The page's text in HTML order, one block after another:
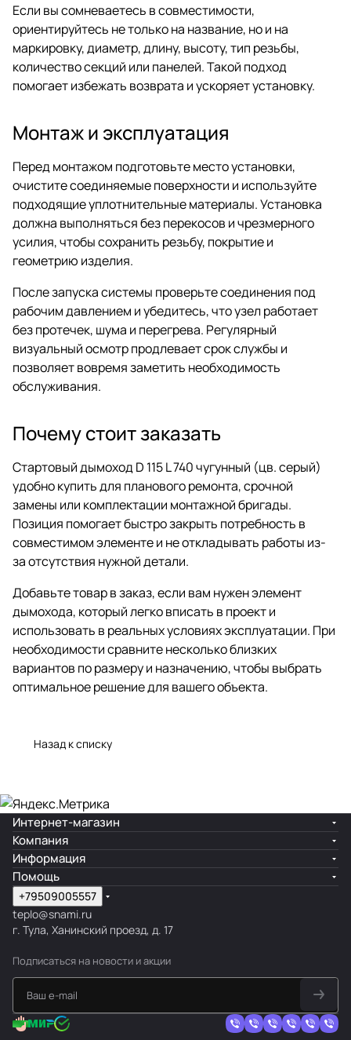
Если вы сомневаетесь в совместимости,
ориентируйтесь не только на название, но и на
маркировку, диаметр, длину, высоту, тип резьбы,
количество секций или панелей. Такой подход
помогает избежать возврата и ускоряет установку.
Монтаж и эксплуатация
Перед монтажом подготовьте место установки,
очистите соединяемые поверхности и используйте
подходящие уплотнительные материалы. Установка
должна выполняться без перекосов и чрезмерного
усилия, чтобы сохранить резьбу, покрытие и
геометрию изделия.
После запуска системы проверьте соединения под
рабочим давлением и убедитесь, что узел работает
без протечек, шума и перегрева. Регулярный
визуальный осмотр продлевает срок службы и
позволяет вовремя заметить необходимость
обслуживания.
Почему стоит заказать
Стартовый дымоход D 115 L 740 чугунный (цв. серый)
удобно купить для планового ремонта, срочной
замены или комплектации монтажной бригады.
Позиция помогает быстро закрыть потребность в
совместимом элементе и не откладывать работы из-
за отсутствия нужной детали.
Добавьте товар в заказ, если вам нужен элемент
дымохода, который легко вписать в проект и
использовать в реальных условиях эксплуатации. При
необходимости сравните несколько близких
вариантов по размеру и назначению, чтобы выбрать
оптимальное решение для вашего объекта.
Назад к списку
Интернет-магазин
Компания
Информация
Помощь
+79509005557
teplo@snami.ru
г. Тула, Ханинский проезд, д. 17
Подписаться на новости и акции